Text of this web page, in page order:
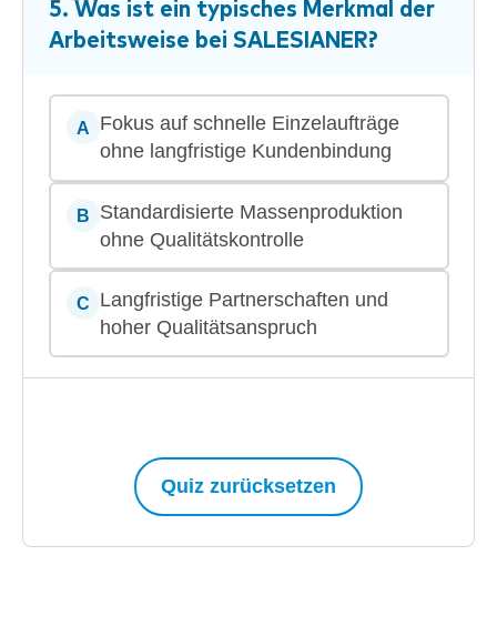
5. Was ist ein typisches Merkmal der
Arbeitsweise bei SALESIANER?
A
Fokus auf schnelle Einzelaufträge
ohne langfristige Kundenbindung
B
Standardisierte Massenproduktion
ohne Qualitätskontrolle
C
Langfristige Partnerschaften und
hoher Qualitätsanspruch
Quiz zurücksetzen